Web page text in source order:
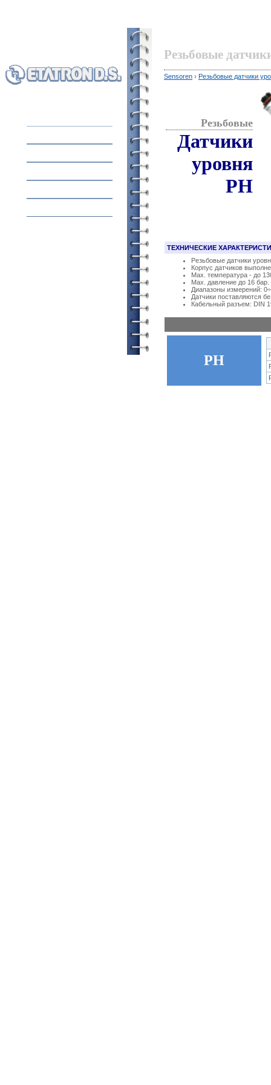
Резьбовые
Sensoren › Резьбовые датчики
Резьбовые
Датчики
уровня
PH
ТЕХНИЧЕСКИЕ
Резьбовые датчики
Корпус датчиков
Мах. температура - до
Мах. давление до 16
Диапазоны измерений:
Датчики поставляются
Кабельный разъем: DIN
PH